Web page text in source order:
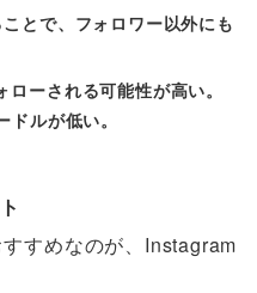
とで、フォロワー以外にも
ーされる可能性が高い。
ルが低い。
すめなのが、Instagram